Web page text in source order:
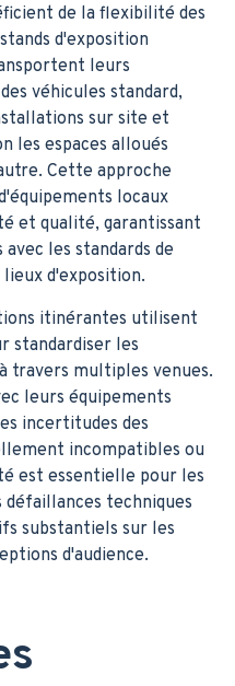
de la flexibilité des
d'exposition
leurs
véhicules standard,
sur site et
les espaces alloués
Cette approche
locaux
et qualité, garantissant
les standards de
d'exposition.
itinérantes utilisent
standardiser les
travers multiples venues.
leurs équipements
incertitudes des
incompatibles ou
est essentielle pour les
techniques
substantiels sur les
d'audience.